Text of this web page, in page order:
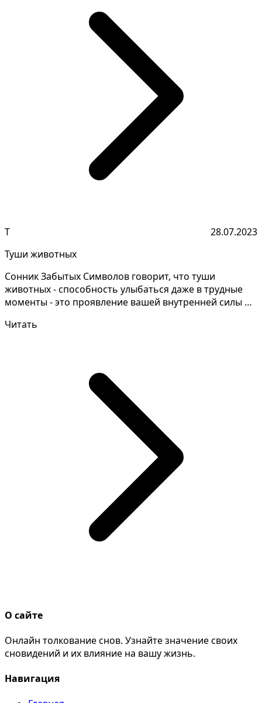
Т
28.07.2023
Туши животных
Сонник Забытых Символов говорит, что туши
животных - способность улыбаться даже в трудные
моменты - это проявление вашей внутренней силы и
Читать
О сайте
Онлайн толкование снов. Узнайте значение своих
сновидений и их влияние на вашу жизнь.
Навигация